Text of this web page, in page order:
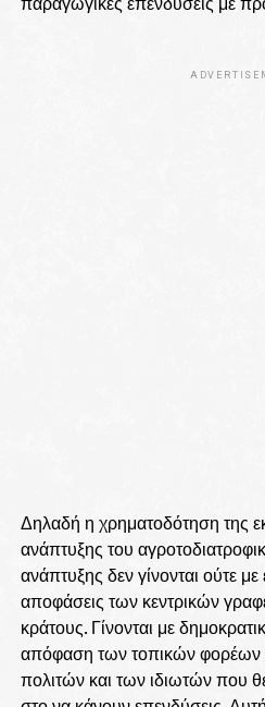
Δηλαδή η χρηματοδότηση της
ανάπτυξης του
ανάπτυξης δεν γίνονται ούτε με
αποφάσεις των κεντρικών
κράτους. Γίνονται με
απόφαση των τοπικών φορέων
πολιτών και των ιδιωτών που